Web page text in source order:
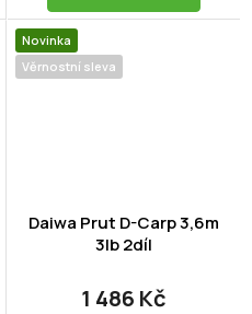
Novinka
Věrnostní sleva
Daiwa Prut D-Carp 3,6m
3lb 2díl
1 486 Kč